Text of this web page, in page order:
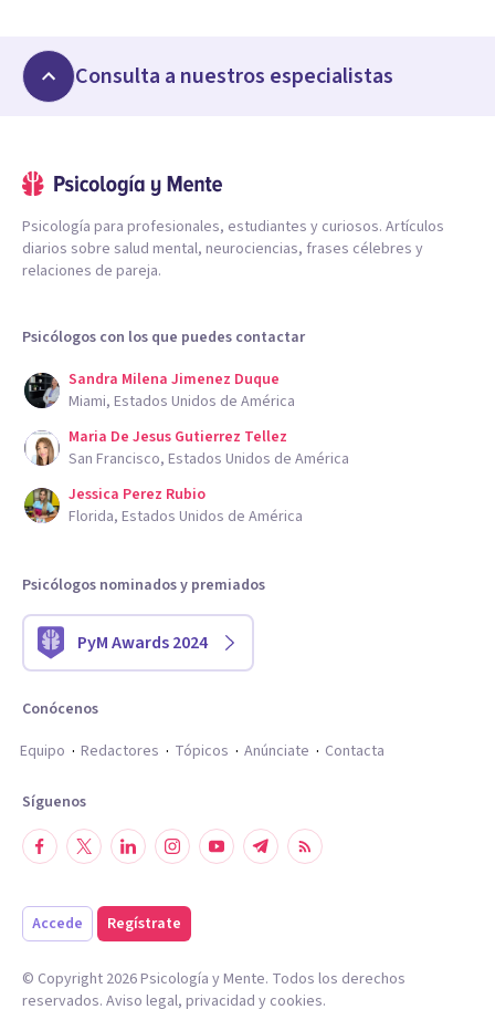
Consulta a nuestros especialistas
Psicología para profesionales, estudiantes y curiosos. Artículos
diarios sobre salud mental, neurociencias, frases célebres y
relaciones de pareja.
Psicólogos con los que puedes contactar
Sandra Milena Jimenez Duque
Miami, Estados Unidos de América
Maria De Jesus Gutierrez Tellez
San Francisco, Estados Unidos de América
Jessica Perez Rubio
Florida, Estados Unidos de América
Psicólogos nominados y premiados
PyM Awards 2024
Conócenos
Equipo
Redactores Tópicos Anúnciate Contacta
Síguenos
Accede Regístrate
© Copyright 2026Psicología y Mente. Todos los derechos
reservados. Aviso legal, privacidad y cookies.